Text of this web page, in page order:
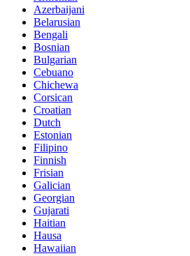
Azerbaijani
Belarusian
Bengali
Bosnian
Bulgarian
Cebuano
Chichewa
Corsican
Croatian
Dutch
Estonian
Filipino
Finnish
Frisian
Galician
Georgian
Gujarati
Haitian
Hausa
Hawaiian